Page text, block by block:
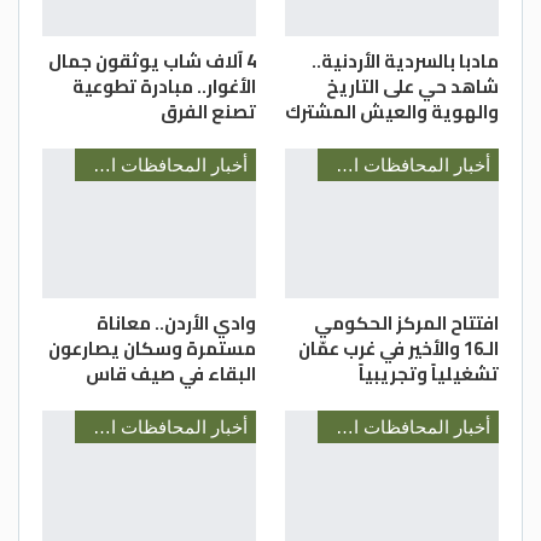
تحسين مستوى النظافة والبيئة في المنطقة.
الغد
مادبا بالسردية الأردنية..
شاهد حي على التاريخ
والهوية والعيش المشترك
4 آلاف شاب يوثقون جمال
الأغوار.. مبادرة تطوعية
تصنع الفرق
أخبار المحافظات الأردنية
افتتاح المركز الحكومي
الـ16 والأخير في غرب عمّان
تشغيلياً وتجريبياً
أخبار المحافظات الأردنية
وادي الأردن.. معاناة
مستمرة وسكان يصارعون
البقاء في صيف قاس
أخبار المحافظات الأردنية أخبار المحافظات الأردنية